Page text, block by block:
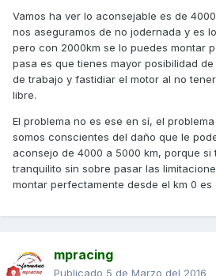
Vamos ha ver lo aconsejable es de
nos aseguramos de no jodernada y es
pero con 2000km se lo puedes montar
pasa es que tienes mayor posibilidad
de trabajo y fastidiar el motor al no
libre.
El problema no es ese en sí, el
somos conscientes del daño que le
aconsejo de 4000 a 5000 km, porque
tranquilito sin sobre pasar las
montar perfectamente desde el km 0 es
mpracing
Publicado 5 de Marzo del 2016